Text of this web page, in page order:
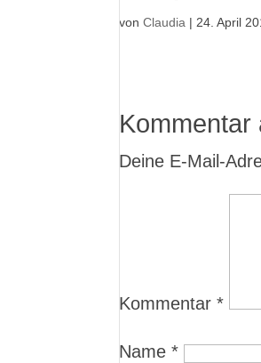
vonClaudia | 24. April
Kommentar
Deine E-Mail-
Kommentar*
Name*